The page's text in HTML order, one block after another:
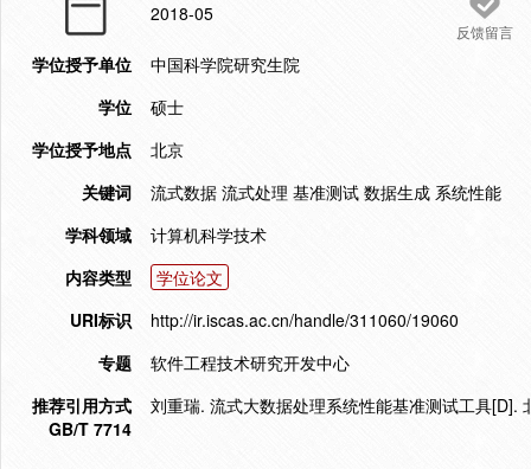
反馈留言
2018-05
学位授予单位
中国科学院研究生院
学位
硕士
学位授予地点
北京
关键词
流式数据 流式处理 基准测试 数据生成 系统性能
学科领域
计算机科学技术
内容类型
学位论文
URI标识
http://ir.iscas.ac.cn/handle/311060/19060
专题
软件工程技术研究开发中心
推荐引用方式
GB/T 7714
刘重瑞. 流式大数据处理系统性能基准测试工具[D].